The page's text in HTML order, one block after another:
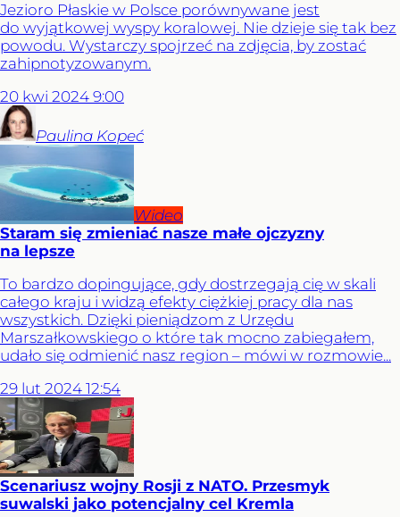
Jezioro Płaskie w Polsce porównywane jest
do wyjątkowej wyspy koralowej. Nie dzieje się tak bez
powodu. Wystarczy spojrzeć na zdjęcia, by zostać
zahipnotyzowanym.
20 kwi 2024 9:00
Paulina Kopeć
Wideo
Staram się zmieniać nasze małe ojczyzny
na lepsze
To bardzo dopingujące, gdy dostrzegają cię w skali
całego kraju i widzą efekty ciężkiej pracy dla nas
wszystkich. Dzięki pieniądzom z Urzędu
Marszałkowskiego o które tak mocno zabiegałem,
udało się odmienić nasz region – mówi w rozmowie...
29 lut 2024 12:54
Scenariusz wojny Rosji z NATO. Przesmyk
suwalski jako potencjalny cel Kremla